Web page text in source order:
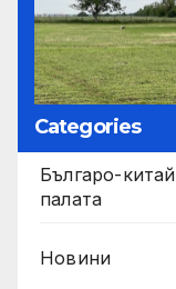
Categories
Българо-
палата
Новини